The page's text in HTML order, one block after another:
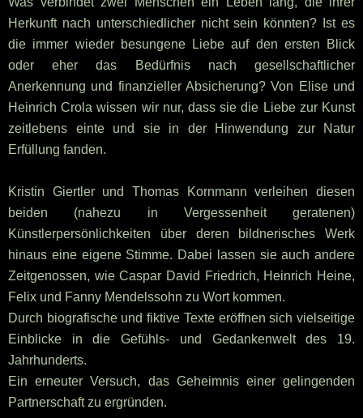
Herkunft nach unterschiedlicher nicht sein könnten?
Ist es
die immer wieder besungene Liebe auf den ersten Blick
oder eher das Bedürfnis nach gesellschaftlicher
Anerkennung und finanzieller Absicherung?Von Elise und
Heinrich Crola wissen wir nur, dass sie die Liebe zur Kunst
zeitlebens einte und sie in der Hinwendung zur Natur
Erfüllung fanden.
Kristin Giertler und Thomas Kornmann verleihen diesen
beiden (nahezu in Vergessenheit geratenen)
Künstlerpersönlichkeiten über deren bildnerisches Werk
hinaus eine eigene Stimme. Dabei lassen sie auch andere
Zeitgenossen, wie Caspar David Friedrich, Heinrich Heine,
Felix und Fanny Mendelssohn zu Wort kommen.
Durch biografische und fiktive Texte eröffnen sich vielseitige
Einblicke in die Gefühls- und Gedankenwelt des 19.
Jahrhunderts.
Ein erneuter Versuch, das Geheimnis einer gelingenden
Partnerschaft zu ergründen.